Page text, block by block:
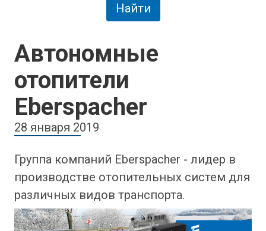
Автономные
отопители
Eberspacher
28 января 2019
Группа компаний Eberspacher - лидер в
производстве отопительных систем для
различных видов транспорта.